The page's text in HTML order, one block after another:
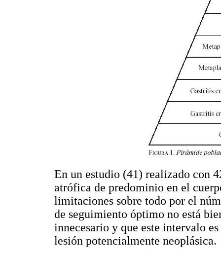
En un estudio (41) realizado con
atrófica de predominio en el
limitaciones sobre todo por el
de seguimiento óptimo no está
innecesario y que este intervalo
lesión potencialmente neoplásica.